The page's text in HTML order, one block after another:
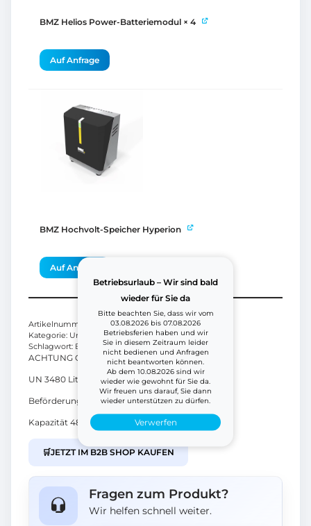
Betriebsurlaub – Wir sind bald
wieder für Sie da
Bitte beachten Sie, dass wir vom
03.08.2026 bis 07.08.2026
Betriebsferien haben und wir
Sie in diesem Zeitraum leider
nicht bedienen und Anfragen
nicht beantworten können.
Ab dem 10.08.2026 sind wir
wieder wie gewohnt für Sie da.
Wir freuen uns darauf, Sie dann
wieder unterstützen zu dürfen.
Verwerfen
BMZ Helios Power-Batteriemodul × 4
Auf Anfrage
BMZ Hochvolt-Speicher Hyperion
Auf Anfrage
Artikelnummer:
BMZ-HV-10_BUNDLE
Kategorie: Unkategorisiert
Schlagwort: BMZ
ACHTUNG GEFAHRGUT:
UN 3480 Lithium-Ionen-Batterien, 9, (E)
Beförderungskategorie 2
Kapazität 48,7 Ah
🛒JETZT IM B2B SHOP KAUFEN
Fragen zum Produkt?
Wir helfen schnell weiter.